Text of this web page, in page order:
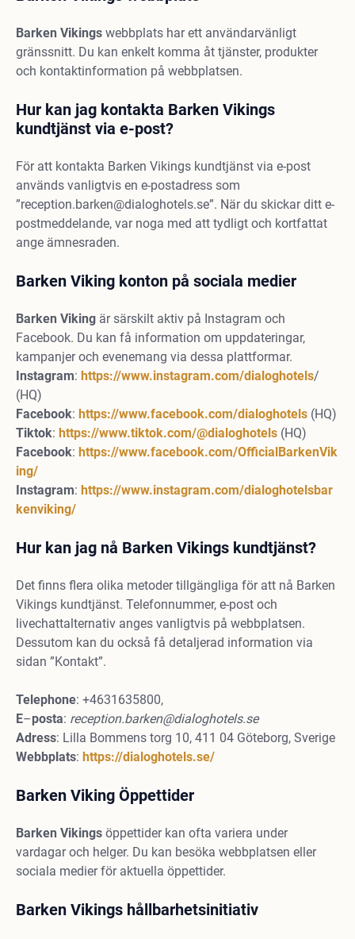
Barken Vikings webbplats har ett användarvänligt
gränssnitt. Du kan enkelt komma åt tjänster, produkter
och kontaktinformation på webbplatsen.
Hur kan jag kontakta Barken Vikings
kundtjänst via e-post?
För att kontakta Barken Vikings kundtjänst via e-post
används vanligtvis en e-postadress som
”reception.barken@dialoghotels.se”. När du skickar ditt e-
postmeddelande, var noga med att tydligt och kortfattat
ange ämnesraden.
Barken Viking konton på sociala medier
Barken Viking är särskilt aktiv på Instagram och
Facebook. Du kan få information om uppdateringar,
kampanjer och evenemang via dessa plattformar.
Instagram: https://www.instagram.com/dialoghotels/
(HQ)
Facebook: https://www.facebook.com/dialoghotels (HQ)
Tiktok: https://www.tiktok.com/@dialoghotels (HQ)
Facebook: https://www.facebook.com/OfficialBarkenVik
ing/
Instagram: https://www.instagram.com/dialoghotelsbar
kenviking/
Hur kan jag nå Barken Vikings kundtjänst?
Det finns flera olika metoder tillgängliga för att nå Barken
Vikings kundtjänst. Telefonnummer, e-post och
livechattalternativ anges vanligtvis på webbplatsen.
Dessutom kan du också få detaljerad information via
sidan ”Kontakt”.
Telephone: +4631635800,
E–posta: reception.barken@dialoghotels.se
Adress: Lilla Bommens torg 10, 411 04 Göteborg, Sverige
Webbplats: https://dialoghotels.se/
Barken Viking Öppettider
Barken Vikings öppettider kan ofta variera under
vardagar och helger. Du kan besöka webbplatsen eller
sociala medier för aktuella öppettider.
Barken Vikings hållbarhetsinitiativ